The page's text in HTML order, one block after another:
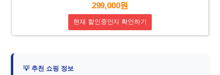
299,000원
현재 할인중인지 확인하기